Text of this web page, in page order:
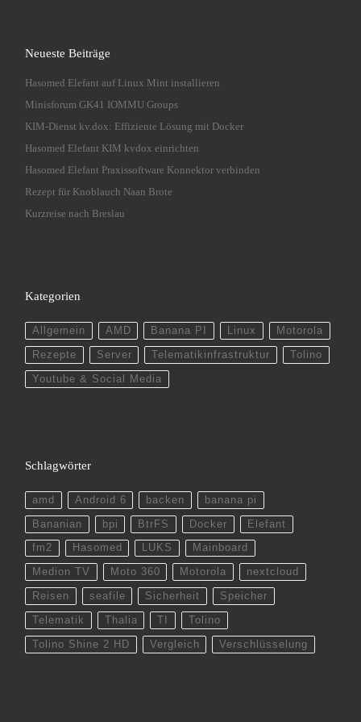
Neueste Beiträge
Hasomed Elefant auf Linux Mint installieren
Minisforum GK41 IOMMU Groups
KIM-Dienst kv.dox: Effiziente Lösung mit Docker
Hasomed Elefant KIM kvdox einrichten
Hasomed Elefant Praxissoftware Konnektor verbinden
Rezept für Knoblauch Naan Brote
Kurzreise nach Breslau
Kategorien
Allgemein AMD Banana PI Linux Motorola
Rezepte Server Telematikinfrastruktur Tolino
Youtube & Social Media
Schlagwörter
amd Android 6 backen banana pi
Bananian bpi BtrFS Docker Elefant
fm2 Hasomed LUKS Mainboard
Medion TV Moto 360 Motorola nextcloud
Reisen seafile Sicherheit Speicher
Telematik Thalia TI Tolino
Tolino Shine 2 HD Vergleich Verschlüsselung